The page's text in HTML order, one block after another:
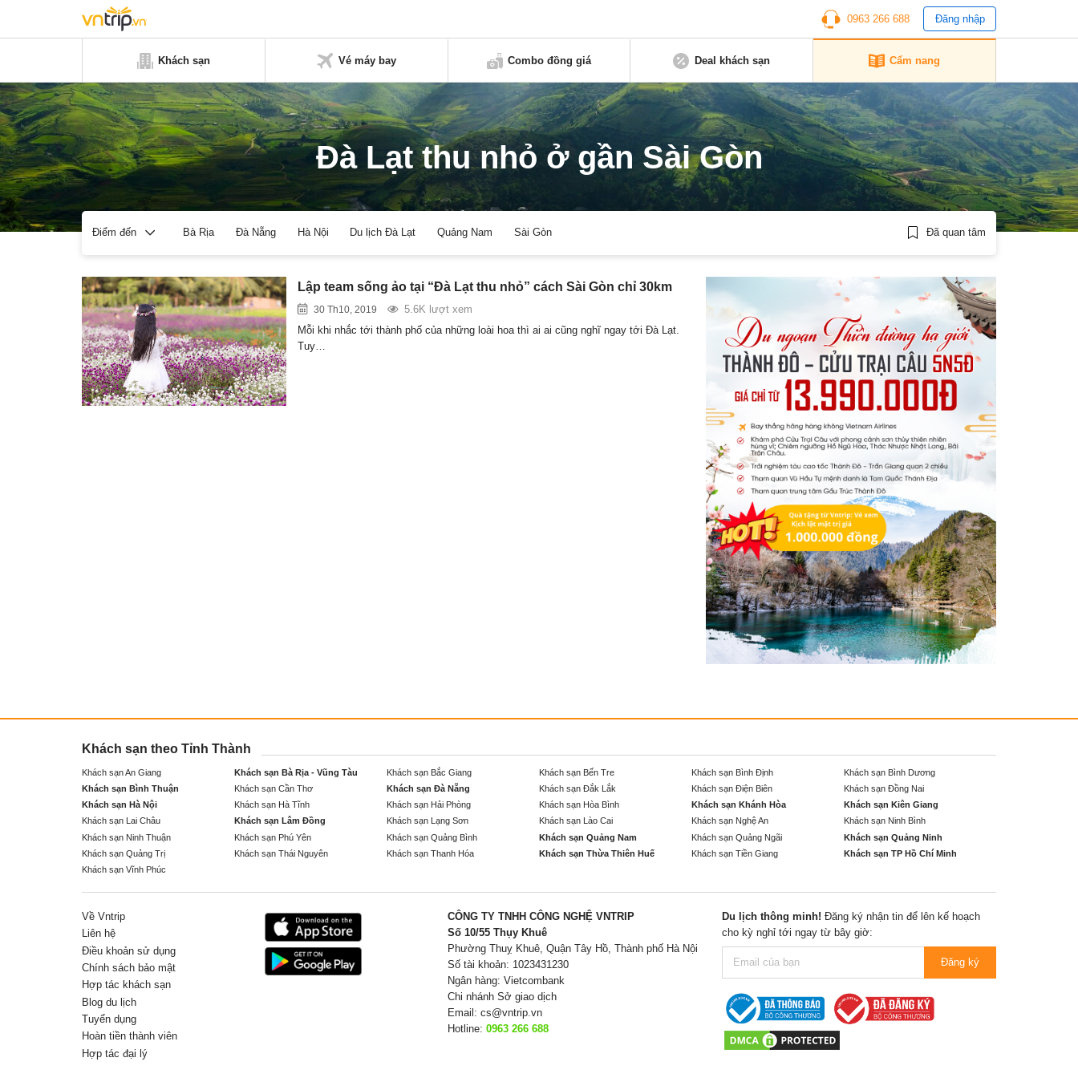
0963 266 688 Đăng nhập
Khách sạn Vé máy bay Combo đồng giá Deal khách sạn Cẩm nang
Đà Lạt thu nhỏ ở gần Sài Gòn
Điểm đến Bà Rịa Đà Nẵng Hà Nội Du lịch Đà Lạt Quảng Nam Sài Gòn Đã quan tâm
Lập team sống ảo tại “Đà Lạt thu nhỏ” cách Sài Gòn chỉ 30km
30 Th10, 2019
5.6K lượt xem
Mỗi khi nhắc tới thành phố của những loài hoa thì ai ai cũng nghĩ ngay tới Đà Lạt.
Tuy…
Khách sạn theo Tỉnh Thành
Khách sạn An Giang Khách sạn Bà Rịa - Vũng Tàu Khách sạn Bắc Giang Khách sạn Bến Tre Khách sạn Bình Định
Khách sạn Bình Dương
Khách sạn Bình Thuận
Khách sạn Cần Thơ Khách sạn Đà Nẵng Khách sạn Đắk Lắk Khách sạn Điện Biên
Khách sạn Đồng Nai
Khách sạn Hà Nội
Khách sạn Hà Tĩnh Khách sạn Hải Phòng Khách sạn Hòa Bình Khách sạn Khánh Hòa
Khách sạn Kiên Giang
Khách sạn Lai Châu
Khách sạn Lâm Đồng Khách sạn Lạng Sơn Khách sạn Lào Cai Khách sạn Nghệ An
Khách sạn Ninh Bình
Khách sạn Ninh Thuận
Khách sạn Phú Yên Khách sạn Quảng Bình Khách sạn Quảng Nam Khách sạn Quảng Ngãi
Khách sạn Quảng Ninh
Khách sạn Quảng Trị
Khách sạn Thái Nguyên Khách sạn Thanh Hóa Khách sạn Thừa Thiên Huế Khách sạn Tiền Giang
Khách sạn TP Hồ Chí Minh
Khách sạn Vĩnh Phúc
Về Vntrip
Liên hệ
Điều khoản sử dụng
Chính sách bảo mật
Hợp tác khách sạn
Blog du lịch
Tuyển dụng
Hoàn tiền thành viên
Hợp tác đại lý
CÔNG TY TNHH CÔNG NGHỆ VNTRIP
Số 10/55 Thụy Khuê
Phường Thuỵ Khuê, Quận Tây Hồ, Thành phố Hà Nội
Số tài khoản: 1023431230
Ngân hàng: Vietcombank
Chi nhánh Sở giao dịch
Email: cs@vntrip.vn
Hotline: 0963 266 688
Du lịch thông minh! Đăng ký nhận tin để lên kế hoạch
cho kỳ nghỉ tới ngay từ bây giờ:
Đăng ký